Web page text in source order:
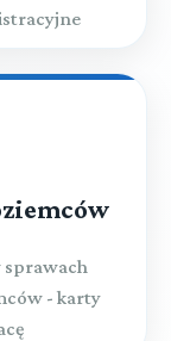
sprawach
- karty